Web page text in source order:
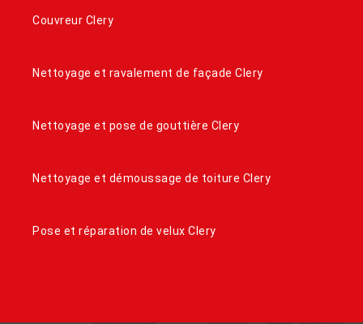
Couvreur Clery
Nettoyage et ravalement de façade Clery
Nettoyage et pose de gouttière Clery
Nettoyage et démoussage de toiture Clery
Pose et réparation de velux Clery